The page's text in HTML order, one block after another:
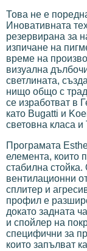
Това не е
Иновативната
резервирана за
изпичане на
време на
визуална
светлината,
нищо общо с
се изработват в
като Bugatti и
световна класа
Програмата
елемента, които
стабилна
вентилационни
сплитер и
профил е
докато задната
и спойлер на
специфични за
които запълват